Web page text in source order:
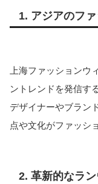
1. アジアのフ
上海ファッションウ
ントレンドを発信す
デザイナーやブラン
点や文化がファッシ
2. 革新的なラ